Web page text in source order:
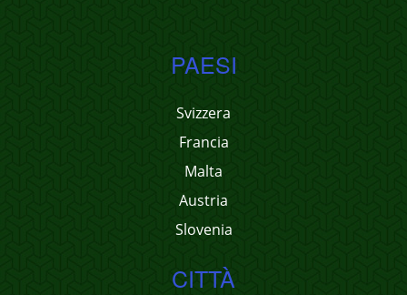
PAESI
Svizzera
Francia
Malta
Austria
Slovenia
CITTÀ